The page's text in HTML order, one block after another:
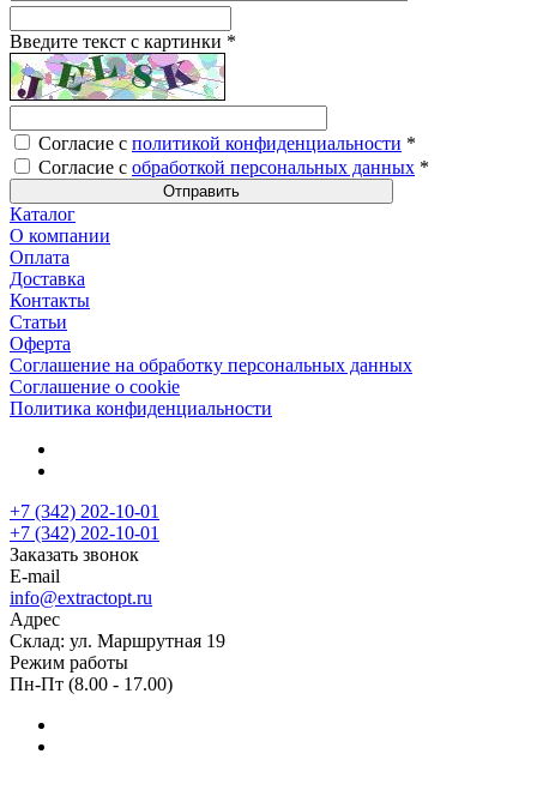
Введите текст с картинки *
Согласие с политикой конфиденциальности *
Согласие с обработкой персональных данных *
Каталог
О компании
Оплата
Доставка
Контакты
Статьи
Оферта
Соглашение на обработку персональных данных
Соглашение о cookie
Политика конфиденциальности
+7 (342) 202-10-01
+7 (342) 202-10-01
Заказать звонок
E-mail
info@extractopt.ru
Адрес
Склад: ул. Маршрутная 19
Режим работы
Пн-Пт (8.00 - 17.00)